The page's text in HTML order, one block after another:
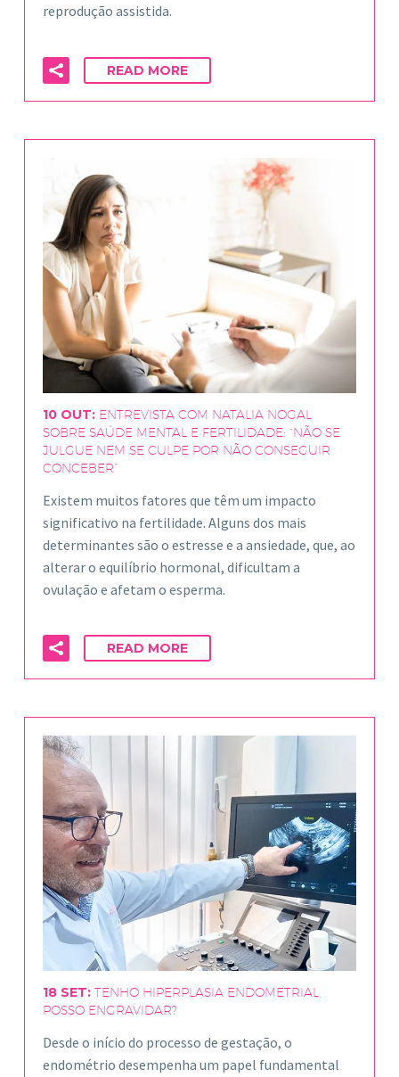
reprodução assistida.
READ MORE
10 OUT: ENTREVISTA COM NATALIA NOGAL
SOBRE SAÚDE MENTAL E FERTILIDADE: “NÃO SE
JULGUE NEM SE CULPE POR NÃO CONSEGUIR
CONCEBER”
Existem muitos fatores que têm um impacto
significativo na fertilidade. Alguns dos mais
determinantes são o estresse e a ansiedade, que, ao
alterar o equilíbrio hormonal, dificultam a
ovulação e afetam o esperma.
READ MORE
18 SET: TENHO HIPERPLASIA ENDOMETRIAL,
POSSO ENGRAVIDAR?
Desde o início do processo de gestação, o
endométrio desempenha um papel fundamental